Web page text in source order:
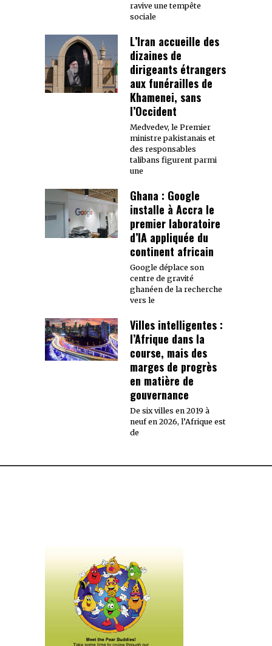
ravive une tempête
sociale
L’Iran accueille des
dizaines de
dirigeants étrangers
aux funérailles de
Khamenei, sans
l’Occident
Medvedev, le Premier
ministre pakistanais et
des responsables
talibans figurent parmi
une
Ghana : Google
installe à Accra le
premier laboratoire
d’IA appliquée du
continent africain
Google déplace son
centre de gravité
ghanéen de la recherche
vers le
Villes intelligentes :
l’Afrique dans la
course, mais des
marges de progrès
en matière de
gouvernance
De six villes en 2019 à
neuf en 2026, l’Afrique est
de